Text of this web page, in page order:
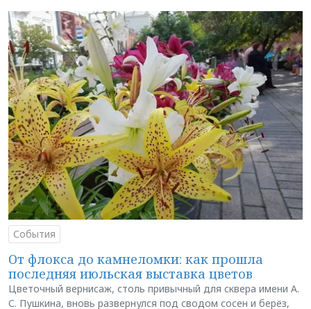
События
От флокса до камнеломки: как прошла
последняя июльская выставка цветов
Цветочный вернисаж, столь привычный для сквера имени А.
С. Пушкина, вновь развернулся под сводом сосен и берёз,